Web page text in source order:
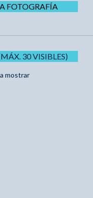
FOTOGRAFÍA
30 VISIBLES)
mostrar